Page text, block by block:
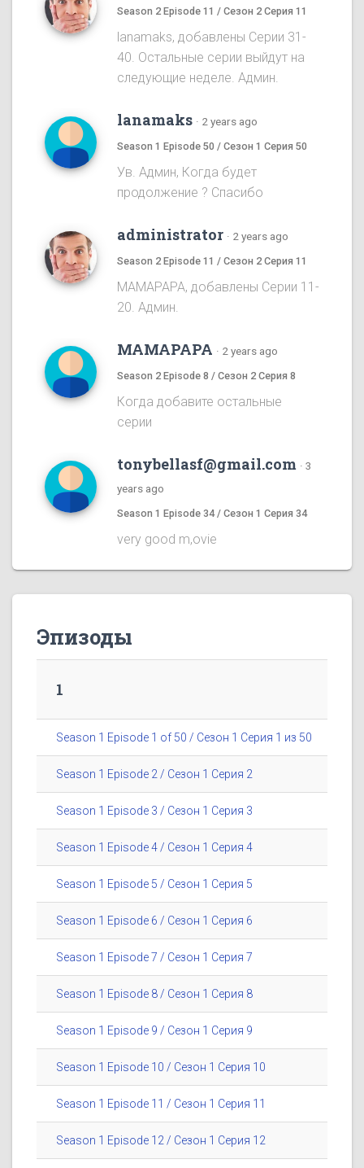
Season 2 Episode 11 / Сезон 2 Серия 11
lanamaks, добавлены Серии 31-
40. Остальные серии выйдут на
следующие неделе. Админ.
lanamaks · 2 years ago
Season 1 Episode 50 / Сезон 1 Серия 50
Ув. Админ, Когда будет
продолжение ? Спасибо
administrator · 2 years ago
Season 2 Episode 11 / Сезон 2 Серия 11
MAMAPAPA, добавлены Серии 11-
20. Админ.
MAMAPAPA · 2 years ago
Season 2 Episode 8 / Сезон 2 Серия 8
Когда добавите остальные
серии
tonybellasf@gmail.com · 3
years ago
Season 1 Episode 34 / Сезон 1 Серия 34
very good m,ovie
Эпизоды
1
Season 1 Episode 1 of 50 / Сезон 1 Серия 1 из 50
Season 1 Episode 2 / Сезон 1 Серия 2
Season 1 Episode 3 / Сезон 1 Серия 3
Season 1 Episode 4 / Сезон 1 Серия 4
Season 1 Episode 5 / Сезон 1 Серия 5
Season 1 Episode 6 / Сезон 1 Серия 6
Season 1 Episode 7 / Сезон 1 Серия 7
Season 1 Episode 8 / Сезон 1 Серия 8
Season 1 Episode 9 / Сезон 1 Серия 9
Season 1 Episode 10 / Сезон 1 Серия 10
Season 1 Episode 11 / Сезон 1 Серия 11
Season 1 Episode 12 / Сезон 1 Серия 12